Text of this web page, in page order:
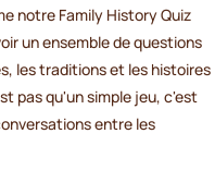
notre Family History Quiz
un ensemble de questions
les traditions et les histoires
pas qu'un simple jeu, c'est
entre les